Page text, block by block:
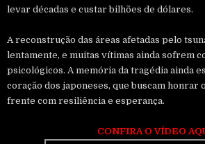
levar décadas e custar bilhões de dólares.
A reconstrução das áreas afetadas pelo
lentamente, e muitas vítimas ainda sofrem
psicológicos. A memória da tragédia ainda
coração dos japoneses, que buscam honrar
frente com resiliência e esperança.
CONFIRA O VÍDEO